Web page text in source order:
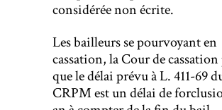
considérée non écrite.
Les bailleurs se pourvoyant en
cassation, la Cour de cassation
que le délai prévu à L. 411-69
CRPM est un délai de